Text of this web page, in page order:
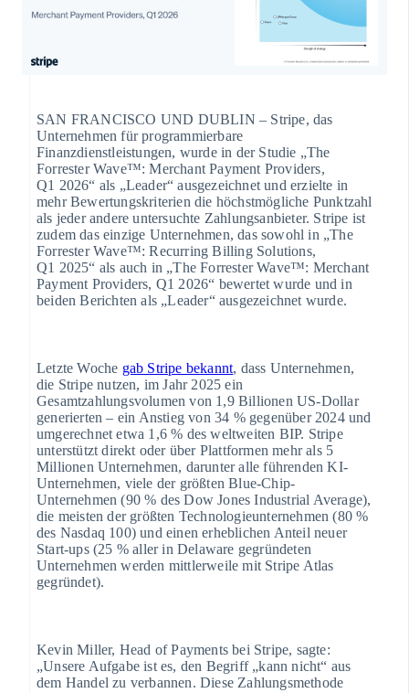
SAN FRANCISCO UND DUBLIN – Stripe, das
Unternehmen für programmierbare
Finanzdienstleistungen, wurde in der Studie „The
Forrester Wave™: Merchant Payment Providers,
Q1 2026“ als „Leader“ ausgezeichnet und erzielte in
mehr Bewertungskriterien die höchstmögliche Punktzahl
als jeder andere untersuchte Zahlungsanbieter. Stripe ist
zudem das einzige Unternehmen, das sowohl in „The
Forrester Wave™: Recurring Billing Solutions,
Q1 2025“ als auch in „The Forrester Wave™: Merchant
Payment Providers, Q1 2026“ bewertet wurde und in
beiden Berichten als „Leader“ ausgezeichnet wurde.
Letzte Woche gab Stripe bekannt, dass Unternehmen,
die Stripe nutzen, im Jahr 2025 ein
Gesamtzahlungsvolumen von 1,9 Billionen US-Dollar
generierten – ein Anstieg von 34 % gegenüber 2024 und
umgerechnet etwa 1,6 % des weltweiten BIP. Stripe
unterstützt direkt oder über Plattformen mehr als 5
Millionen Unternehmen, darunter alle führenden KI-
Unternehmen, viele der größten Blue-Chip-
Unternehmen (90 % des Dow Jones Industrial Average),
die meisten der größten Technologieunternehmen (80 %
des Nasdaq 100) und einen erheblichen Anteil neuer
Start-ups (25 % aller in Delaware gegründeten
Unternehmen werden mittlerweile mit Stripe Atlas
gegründet).
Kevin Miller, Head of Payments bei Stripe, sagte:
„Unsere Aufgabe ist es, den Begriff „kann nicht“ aus
dem Handel zu verbannen. Diese Zahlungsmethode